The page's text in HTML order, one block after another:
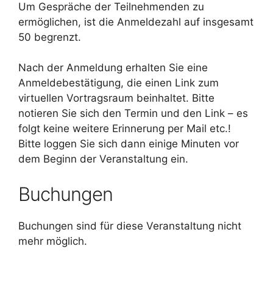
Um Gespräche der Teilnehmenden zu
ermöglichen, ist die Anmeldezahl auf insgesamt
50 begrenzt.
Nach der Anmeldung erhalten Sie eine
Anmeldebestätigung, die einen Link zum
virtuellen Vortragsraum beinhaltet. Bitte
notieren Sie sich den Termin und den Link – es
folgt keine weitere Erinnerung per Mail etc.!
Bitte loggen Sie sich dann einige Minuten vor
dem Beginn der Veranstaltung ein.
Buchungen
Buchungen sind für diese Veranstaltung nicht
mehr möglich.